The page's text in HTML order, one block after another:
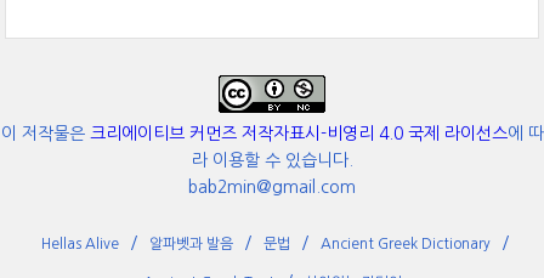
이 저작물은 크리에이티브 커먼즈 저작자표시-비영리 4.0 국제 라이선스에 따
라 이용할 수 있습니다.
bab2min@gmail.com
Hellas Alive 알파벳과 발음 문법 Ancient Greek Dictionary